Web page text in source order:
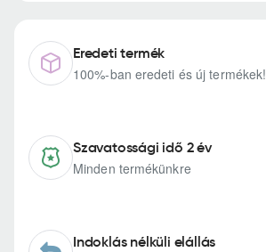
Eredeti termék
100%-ban eredeti és új termékek!
Szavatossági idő 2 év
Minden termékünkre
Indoklás nélküli elállás